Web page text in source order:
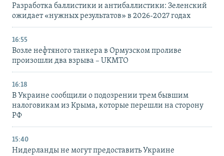
Разработка баллистики и антибаллистики: Зеленский
ожидает «нужных результатов» в 2026-2027 годах
16:55
Возле нефтяного танкера в Ормузском проливе
произошли два взрыва – UKMTO
16:18
В Украине сообщили о подозрении трем бывшим
налоговикам из Крыма, которые перешли на сторону
РФ
15:40
Нидерланды не могут предоставить Украине